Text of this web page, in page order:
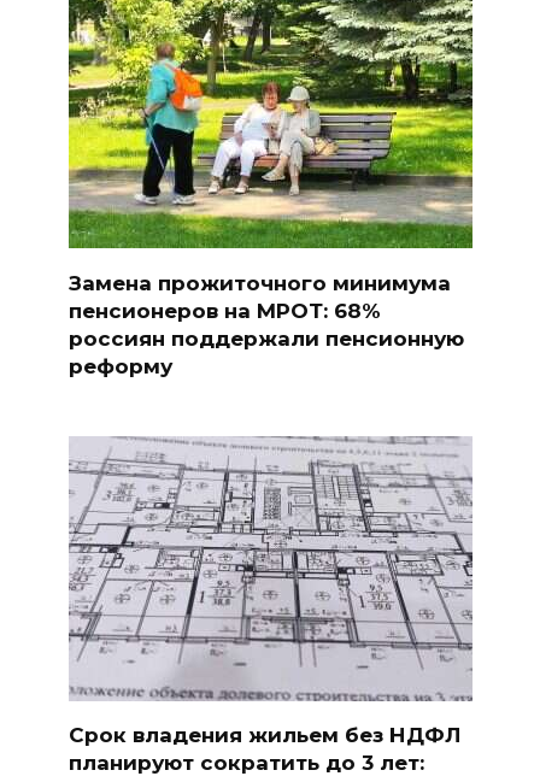
Замена прожиточного минимума
пенсионеров на МРОТ: 68%
россиян поддержали пенсионную
реформу
Срок владения жильем без НДФЛ
планируют сократить до 3 лет: